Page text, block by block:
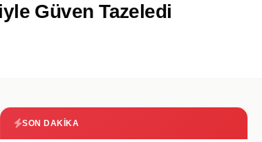
Güven Tazeledi
SON DAKIKA